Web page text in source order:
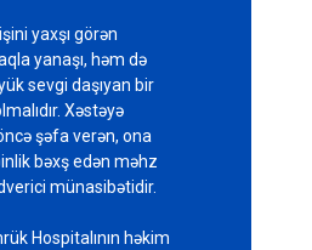
yaxşı görən
yanaşı, həm də
sevgi daşıyan bir
Xəstəyə
şəfa verən, ona
bəxş edən məhz
münasibətidir.
Hospitalının həkim